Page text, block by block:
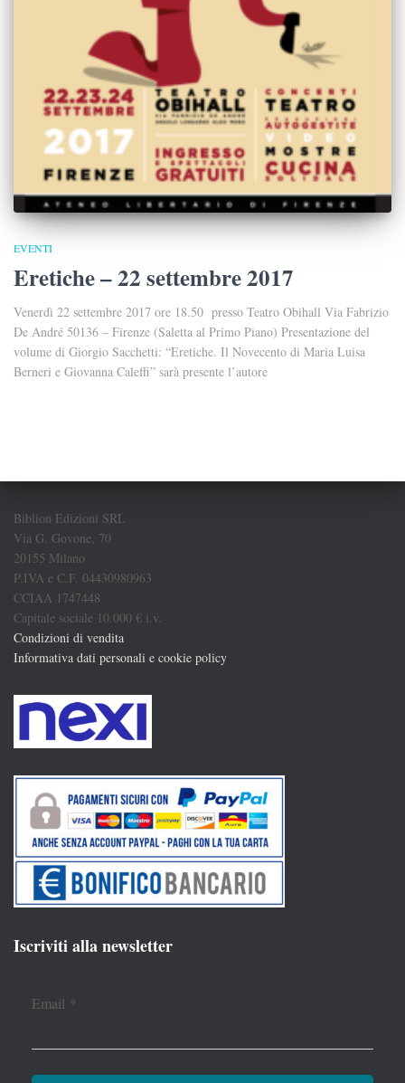
EVENTI
Eretiche – 22 settembre 2017
Venerdì 22 settembre 2017 ore 18.50 presso Teatro Obihall Via Fabrizio
De André 50136 – Firenze (Saletta al Primo Piano) Presentazione del
volume di Giorgio Sacchetti: “Eretiche. Il Novecento di Maria Luisa
Berneri e Giovanna Caleffi” sarà presente l’autore
Biblion Edizioni SRL
Via G. Govone, 70
20155 Milano
P.IVA e C.F. 04430980963
CCIAA 1747448
Capitale sociale 10.000 € i.v.
Condizioni di vendita
Informativa dati personali e cookie policy
Iscriviti alla newsletter
Email *